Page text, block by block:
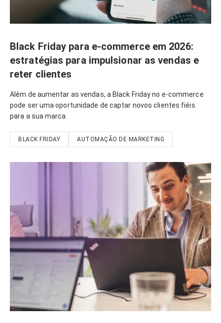
Black Friday para e-commerce em 2026:
estratégias para impulsionar as vendas e
reter clientes
Além de aumentar as vendas, a Black Friday no e-commerce
pode ser uma oportunidade de captar novos clientes fiéis
para a sua marca.
BLACK FRIDAY AUTOMAÇÃO DE MARKETING